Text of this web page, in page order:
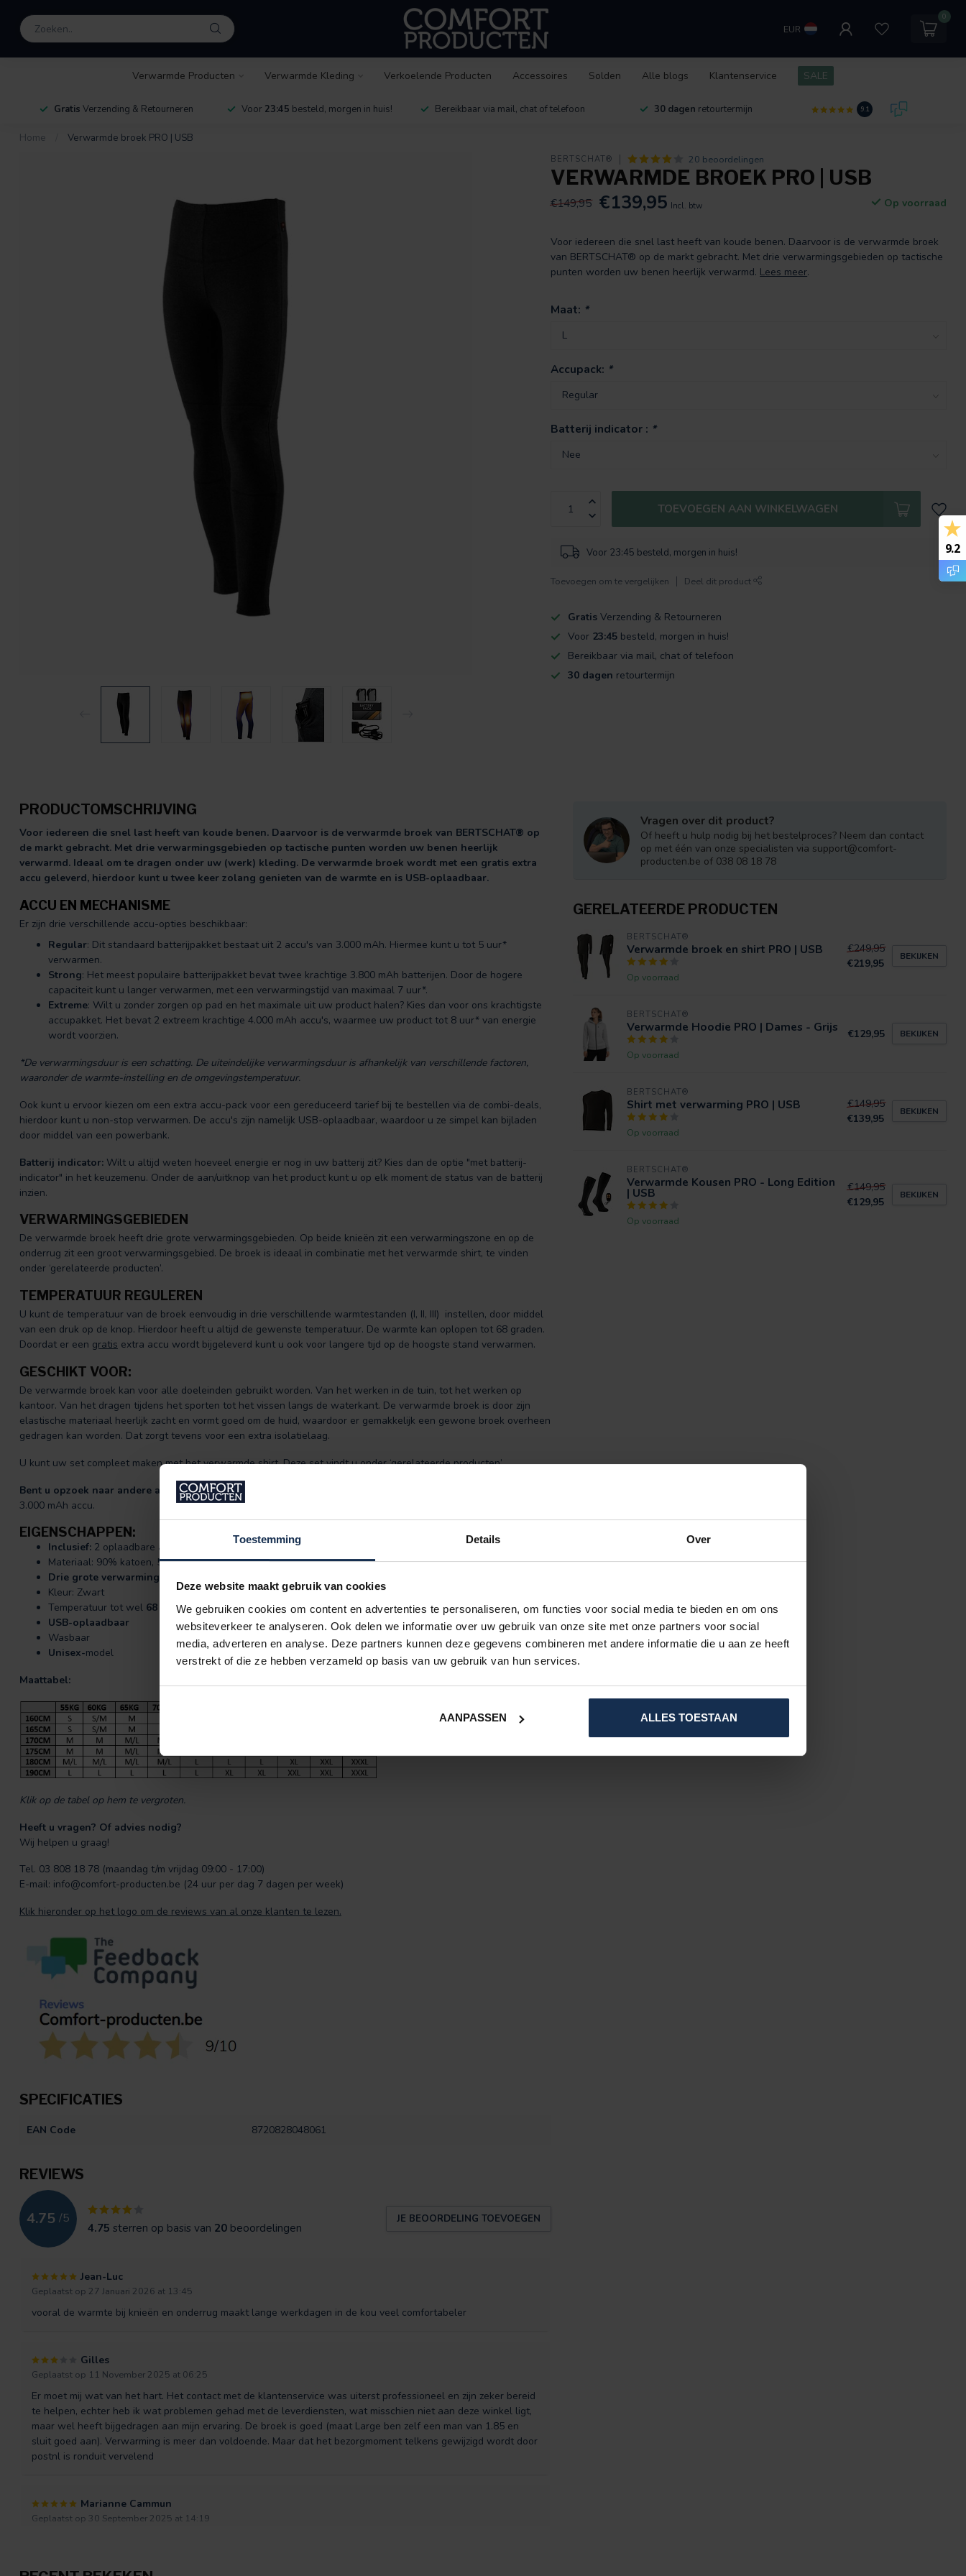
Toestemming Details Over
Deze website maakt gebruik van cookies
We gebruiken cookies om content en advertenties te personaliseren, om functies voor social media te bieden en om ons
websiteverkeer te analyseren. Ook delen we informatie over uw gebruik van onze site met onze partners voor social
media, adverteren en analyse. Deze partners kunnen deze gegevens combineren met andere informatie die u aan ze heeft
verstrekt of die ze hebben verzameld op basis van uw gebruik van hun services.
AANPASSEN ALLES TOESTAAN
EUR
0
Verwarmde Producten Verwarmde Kleding Verkoelende Producten Accessoires Solden Alle blogs Klantenservice SALE
Gratis Verzending & Retourneren Voor 23:45 besteld, morgen in huis! Bereikbaar via mail, chat of telefoon 30 dagen retourtermijn 9.1
Home Verwarmde broek PRO | USB
BERTSCHAT® 20 beoordelingen
VERWARMDE BROEK PRO | USB
€149,95 €139,95 Incl. btw Op voorraad
Voor iedereen die snel last heeft van koude benen. Daarvoor is de verwarmde broek
van BERTSCHAT® op de markt gebracht. Met drie verwarmingsgebieden op tactische
punten worden uw benen heerlijk verwarmd. Lees meer.
Maat: *
Accupack: *
Batterij indicator : *
TOEVOEGEN AAN WINKELWAGEN
Voor 23:45 besteld, morgen in huis!
Toevoegen om te vergelijken Deel dit product
Gratis Verzending & Retourneren
Voor 23:45 besteld, morgen in huis!
Bereikbaar via mail, chat of telefoon
30 dagen retourtermijn
PRODUCTOMSCHRIJVING
Voor iedereen die snel last heeft van koude benen. Daarvoor is de verwarmde broek van BERTSCHAT® op
de markt gebracht. Met drie verwarmingsgebieden op tactische punten worden uw benen heerlijk
verwarmd. Ideaal om te dragen onder uw (werk) kleding. De verwarmde broek wordt met een gratis extra
accu geleverd, hierdoor kunt u twee keer zolang genieten van de warmte en is USB-oplaadbaar.
ACCU EN MECHANISME
Er zijn drie verschillende accu-opties beschikbaar:
Regular: Dit standaard batterijpakket bestaat uit 2 accu's van 3.000 mAh. Hiermee kunt u tot 5 uur*
verwarmen.
Strong: Het meest populaire batterijpakket bevat twee krachtige 3.800 mAh batterijen. Door de hogere
capaciteit kunt u langer verwarmen, met een verwarmingstijd van maximaal 7 uur*.
Extreme: Wilt u zonder zorgen op pad en het maximale uit uw product halen? Kies dan voor ons krachtigste
accupakket. Het bevat 2 extreem krachtige 4.000 mAh accu's, waarmee uw product tot 8 uur* van energie
wordt voorzien.
*De verwarmingsduur is een schatting. De uiteindelijke verwarmingsduur is afhankelijk van verschillende factoren,
waaronder de warmte-instelling en de omgevingstemperatuur.
Ook kunt u ervoor kiezen om een extra accu-pack voor een gereduceerd tarief bij te bestellen via de combi-deals,
hierdoor kunt u non-stop verwarmen. De accu's zijn namelijk USB-oplaadbaar, waardoor u ze simpel kan bijladen
door middel van een powerbank.
Batterij indicator: Wilt u altijd weten hoeveel energie er nog in uw batterij zit? Kies dan de optie "met batterij-
indicator" in het keuzemenu. Onder de aan/uitknop van het product kunt u op elk moment de status van de batterij
inzien.
VERWARMINGSGEBIEDEN
De verwarmde broek heeft drie grote verwarmingsgebieden. Op beide knieën zit een verwarmingszone en op de
onderrug zit een groot verwarmingsgebied. De broek is ideaal in combinatie met het verwarmde shirt, te vinden
onder ‘gerelateerde producten’.
TEMPERATUUR REGULEREN
U kunt de temperatuur van de broek eenvoudig in drie verschillende warmtestanden (I, II, III) instellen, door middel
van een druk op de knop. Hierdoor heeft u altijd de gewenste temperatuur. De warmte kan oplopen tot 68 graden.
Doordat er een gratis extra accu wordt bijgeleverd kunt u ook voor langere tijd op de hoogste stand verwarmen.
GESCHIKT VOOR:
De verwarmde broek kan voor alle doeleinden gebruikt worden. Van het werken in de tuin, tot het werken op
kantoor. Van het dragen tijdens het sporten tot het vissen langs de waterkant. De verwarmde broek is door zijn
elastische materiaal heerlijk zacht en vormt goed om de huid, waardoor er gemakkelijk een gewone broek overheen
gedragen kan worden. Dat zorgt tevens voor een extra isolatielaag.
U kunt uw set compleet maken met het verwarmde shirt. Deze set vindt u onder ‘gerelateerde producten’.
Bent u opzoek naar andere aansluitende producten?
3.000 mAh accu.
EIGENSCHAPPEN:
Inclusief: 2 oplaadbare accu’s (7.4V - 3.000, 3.800 of 4.000 mAh) + USB oplader.
Materiaal: 90% katoen, 5% polyester, 5% Elastaan en Antibacterieel
Drie grote verwarmingsgebieden
Kleur: Zwart
Temperatuur tot wel 68 graden
USB-oplaadbaar
Wasbaar
Unisex-model
Maattabel:
Klik op de tabel op hem te vergroten.
Heeft u vragen? Of advies nodig?
Wij helpen u graag!
Tel. 03 808 18 78 (maandag t/m vrijdag 09:00 - 17:00)
E-mail: info@comfort-producten.be (24 uur per dag 7 dagen per week)
Klik hieronder op het logo om de reviews van al onze klanten te lezen.
SPECIFICATIES
EAN Code 8720828048061
REVIEWS
4.75 /5
4.75 sterren op basis van 20 beoordelingen
JE BEOORDELING TOEVOEGEN
Jean-Luc
Geplaatst op 27 Januari 2026 at 13:45
vooral de warmte bij knieën en onderrug maakt lange werkdagen in de kou veel comfortabeler
Gilles
Geplaatst op 11 November 2025 at 06:25
Er moet mij wat van het hart. Het contact met de klantenservice was uiterst professioneel en zijn zeker bereid
te helpen, echter heb ik wat problemen gehad met de leverdiensten, wat misschien niet aan deze winkel ligt,
maar wel heeft bijgedragen aan mijn ervaring. De broek is goed (maat Large ben zelf een man van 1.85 en
sluit goed aan). Verwarming is meer dan voldoende. Maar dat het bezorgmoment telkens gewijzigd wordt door
postnl is ronduit vervelend
Marianne Cammun
Geplaatst op 30 September 2025 at 14:19
Vragen over dit product?
Of heeft u hulp nodig bij het bestelproces? Neem dan contact
op met één van onze specialisten via support@comfort-
producten.be of 038 08 18 78
GERELATEERDE PRODUCTEN
BERTSCHAT®
Verwarmde broek en shirt PRO | USB
Op voorraad
€249,95
€219,95
BEKIJKEN
BERTSCHAT®
Verwarmde Hoodie PRO | Dames - Grijs
Op voorraad
€129,95 BEKIJKEN
BERTSCHAT®
Shirt met verwarming PRO | USB
Op voorraad
€149,95
€139,95
BEKIJKEN
BERTSCHAT®
Verwarmde Kousen PRO - Long Edition
| USB
Op voorraad
€149,95
€129,95
BEKIJKEN
9.2